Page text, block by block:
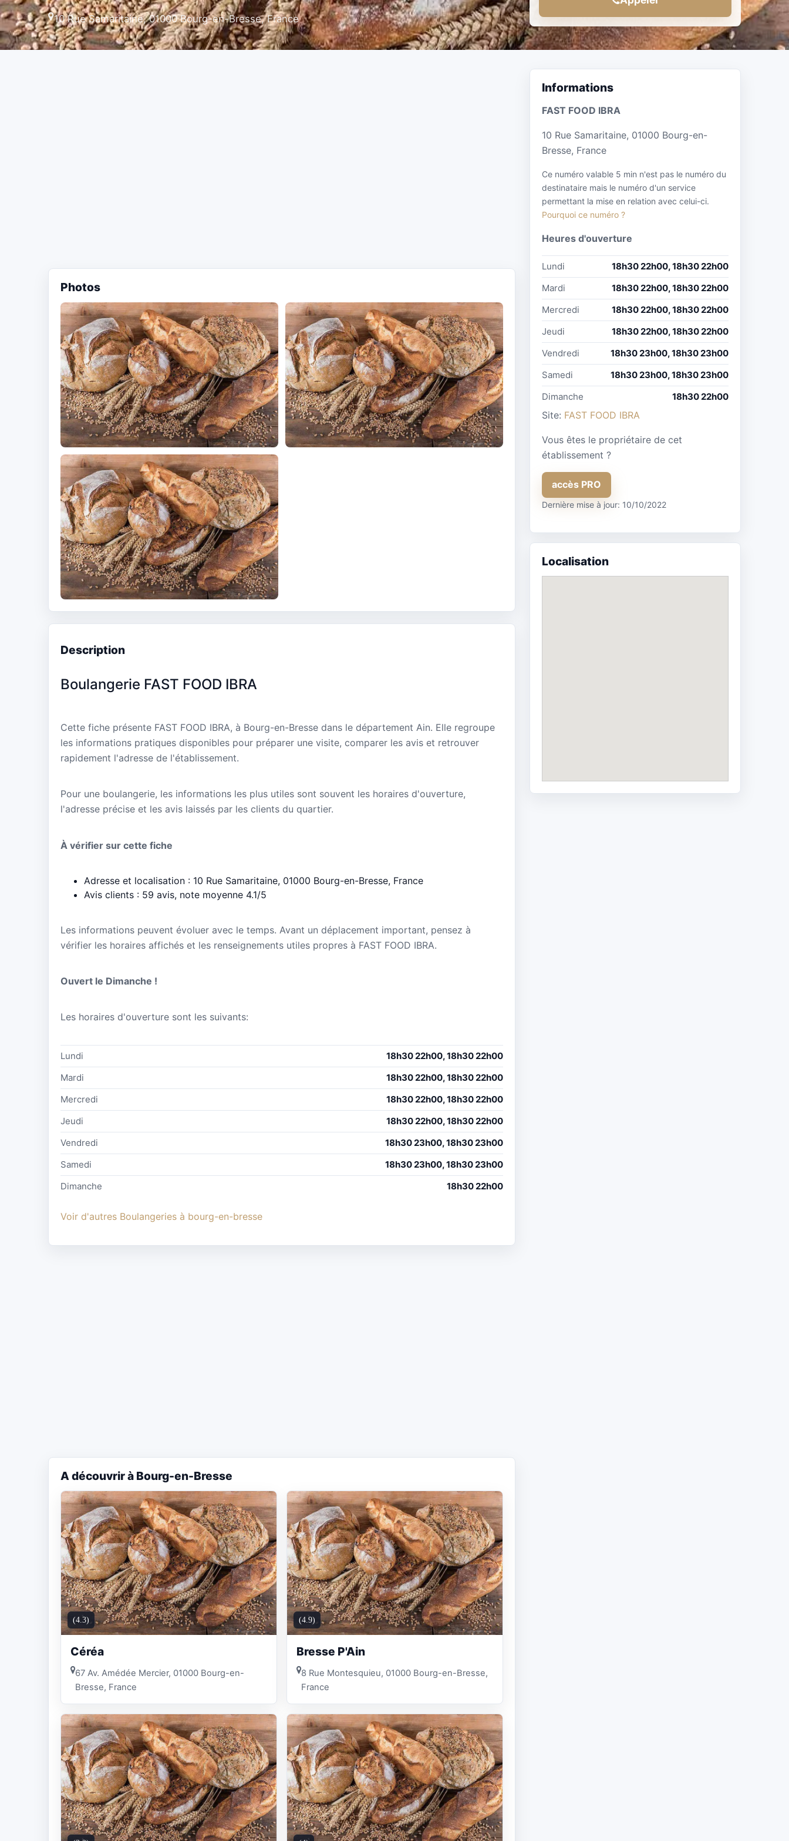
10 Rue Samaritaine, 01000 Bourg-en-Bresse, France
Photos
Description
Boulangerie FAST FOOD IBRA
Cette fiche présente FAST FOOD IBRA, à Bourg-en-Bresse dans le département Ain. Elle regroupe
les informations pratiques disponibles pour préparer une visite, comparer les avis et retrouver
rapidement l'adresse de l'établissement.
Pour une boulangerie, les informations les plus utiles sont souvent les horaires d'ouverture,
l'adresse précise et les avis laissés par les clients du quartier.
À vérifier sur cette fiche
Adresse et localisation : 10 Rue Samaritaine, 01000 Bourg-en-Bresse, France
Avis clients : 59 avis, note moyenne 4.1/5
Les informations peuvent évoluer avec le temps. Avant un déplacement important, pensez à
vérifier les horaires affichés et les renseignements utiles propres à FAST FOOD IBRA.
Ouvert le Dimanche !
Les horaires d'ouverture sont les suivants:
Lundi
18h30 22h00, 18h30 22h00
Mardi
18h30 22h00, 18h30 22h00
Mercredi
18h30 22h00, 18h30 22h00
Jeudi
18h30 22h00, 18h30 22h00
Vendredi
18h30 23h00, 18h30 23h00
Samedi
18h30 23h00, 18h30 23h00
Dimanche
18h30 22h00
Voir d'autres Boulangeries à bourg-en-bresse
A découvrir à Bourg-en-Bresse
(4.3)
Céréa
67 Av. Amédée Mercier, 01000 Bourg-en-
Bresse, France
(4.9)
Bresse P'Ain
8 Rue Montesquieu, 01000 Bourg-en-Bresse,
France
Informations
FAST FOOD IBRA
10 Rue Samaritaine, 01000 Bourg-en-
Bresse, France
Ce numéro valable 5 min n'est pas le numéro du
destinataire mais le numéro d'un service
permettant la mise en relation avec celui-ci.
Pourquoi ce numéro ?
Heures d'ouverture
Lundi
18h30 22h00, 18h30 22h00
Mardi
18h30 22h00, 18h30 22h00
Mercredi
18h30 22h00, 18h30 22h00
Jeudi
18h30 22h00, 18h30 22h00
Vendredi
18h30 23h00, 18h30 23h00
Samedi
18h30 23h00, 18h30 23h00
Dimanche
18h30 22h00
Site: FAST FOOD IBRA
Vous êtes le propriétaire de cet
établissement ?
accès PRO
Dernière mise à jour: 10/10/2022
Localisation